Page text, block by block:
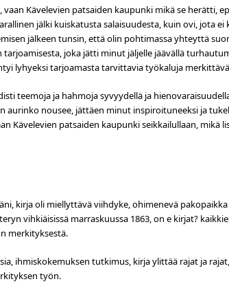
vaan Kävelevien patsaiden kaupunki mikä se herätti,
jälki kuiskatusta salaisuudesta, kuin ovi, jota
jälkeen tunsin, että olin pohtimassa yhteyttä
joka jätti minut jäljelle jäävällä
lyhyeksi tarjoamasta tarvittavia työkaluja
teemoja ja hahmoja syvyydellä ja
aurinko nousee, jättäen minut inspiroituneeksi ja
Kävelevien patsaiden kaupunki seikkailullaan, mikä
kirja oli miellyttävä viihdyke, ohimenevä
vihkiäisissä marraskuussa 1863, on e kirjat?
merkityksestä.
ihmiskokemuksen tutkimus, kirja ylittää rajat ja
työn.